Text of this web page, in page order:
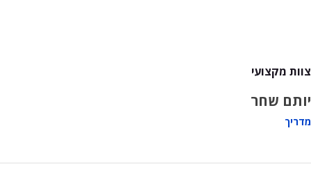
צוות מקצועי
יותם שחר
מדריך